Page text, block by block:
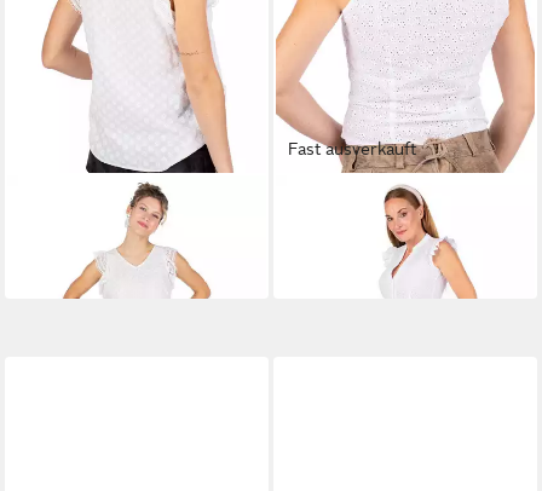
BERWIN & WOLFF
Trachtenbluse Blusenshirt -
REIMARA - weiß
ab 104,85 €
Fast ausverkauft
BERWIN & WOLFF
Trachtenbluse Trachtenbluse
- ROSALINDE - weiß